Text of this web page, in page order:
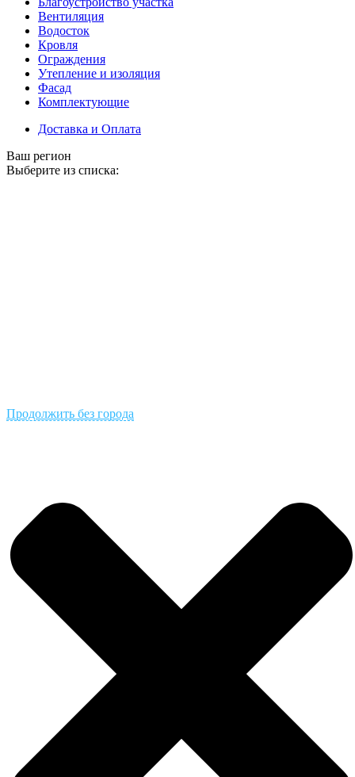
Вентиляция
Водосток
Кровля
Ограждения
Утепление и изоляция
Фасад
Комплектующие
Доставка и Оплата
Ваш регион
Выберите из списка:
Продолжить без города